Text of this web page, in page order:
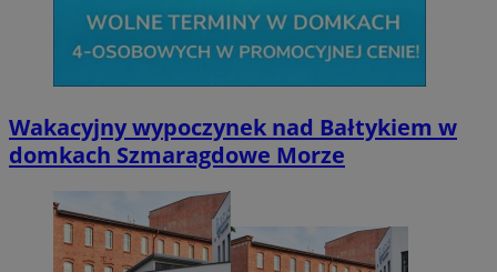
Wakacyjny wypoczynek nad Bałtykiem w
domkach Szmaragdowe Morze